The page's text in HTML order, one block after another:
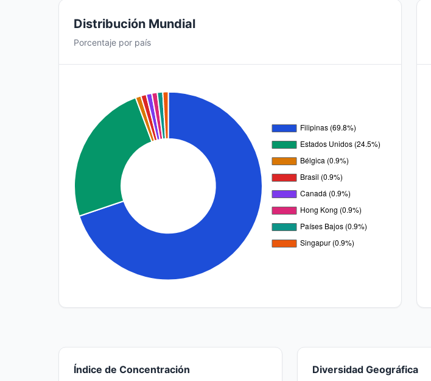
Distribución Mundial
Porcentaje por país
Índice de Concentración Diversidad Geográfica